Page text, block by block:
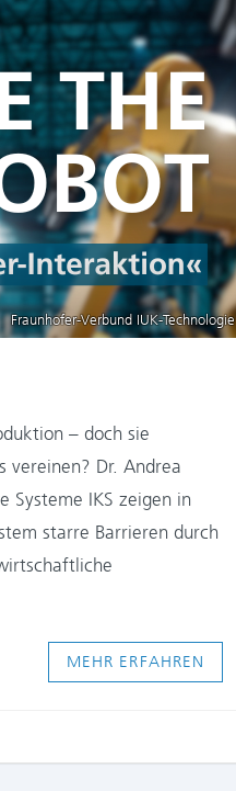
Fraunhofer-Verbund IUK-Technologie
– doch sie
vereinen? Dr. Andrea
Systeme IKS zeigen in
starre Barrieren durch
MEHR ERFAHREN